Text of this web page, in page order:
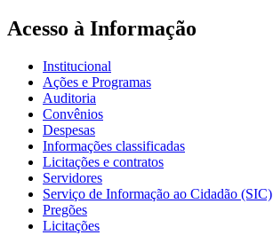
Acesso à Informação
Institucional
Ações e Programas
Auditoria
Convênios
Despesas
Informações classificadas
Licitações e contratos
Servidores
Serviço de Informação ao Cidadão (SIC)
Pregões
Licitações